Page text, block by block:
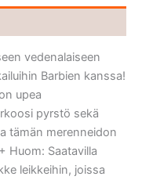
vedenalaiseen
Barbien kanssa!
upea
pyrstö sekä
tämän merenneidon
Huom: Saatavilla
leikkeihin, joissa